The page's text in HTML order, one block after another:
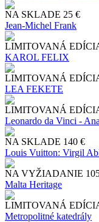
NA SKLADE 25 €
Jean-Michel Frank
LIMITOVANÁ
KAROL FELIX
LIMITOVANÁ
LEA FEKETE
LIMITOVANÁ
Leonardo da Vinci -
NA SKLADE 140 €
Louis Vuitton: Virgil
NA VYŽIADANIE
Malta Heritage
LIMITOVANÁ
Metropolitné katedrály